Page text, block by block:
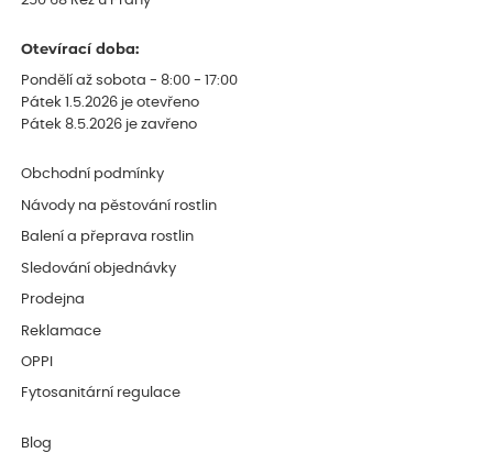
Otevírací doba:
Pondělí až sobota - 8:00 - 17:00
Pátek 1.5.2026 je otevřeno
Pátek 8.5.2026 je zavřeno
Obchodní podmínky
Návody na pěstování rostlin
Balení a přeprava rostlin
Sledování objednávky
Prodejna
Reklamace
OPPI
Fytosanitární regulace
Blog